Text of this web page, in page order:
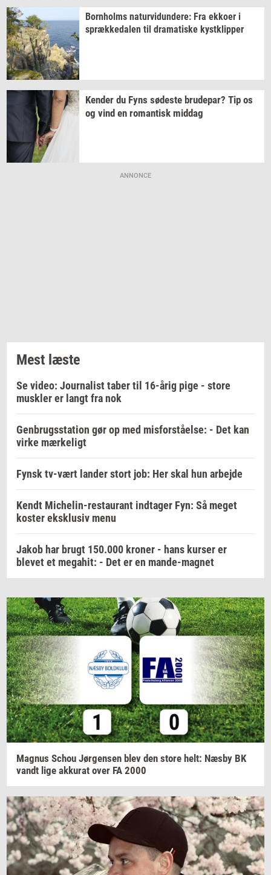
Born­holms na­tur­vi­dun­de­re: Fra ek­ko­er i
spræk­ke­da­len til dra­ma­ti­ske kyst­klip­per
Ken­der du Fyns sø­de­ste bru­de­par? Tip os
og vind en ro­man­tisk mid­dag
ANNONCE
Mest læste
Se video: Journalist taber til 16-årig pige - store
muskler er langt fra nok
Genbrugsstation gør op med misforståelse: - Det kan
virke mærkeligt
Fynsk tv-vært lander stort job: Her skal hun arbejde
Kendt Michelin-restaurant indtager Fyn: Så meget
koster eksklusiv menu
Jakob har brugt 150.000 kroner - hans kurser er
blevet et megahit: - Det er en mande-magnet
Magnus Schou Jør­gen­sen blev den store helt: Næsby BK
vandt lige ak­ku­rat over FA 2000